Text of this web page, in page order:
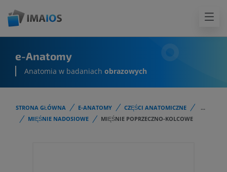
e-Anatomy
Anatomia w badaniach obrazowych
STRONA GŁÓWNA E-ANATOMY CZĘŚCI ANATOMICZNE
...
MIĘŚNIE NADOSIOWE
MIĘŚNIE POPRZECZNO-KOLCOWE